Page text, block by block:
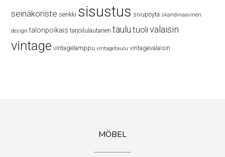
seinäkoriste senkki sisustus sivupöytä skandinaavinen
design talonpoikais tarjoilulautanen taulu tuolivalaisin
vintage vintagelamppu vintagetaulu vintagevalaisin
MÖBEL